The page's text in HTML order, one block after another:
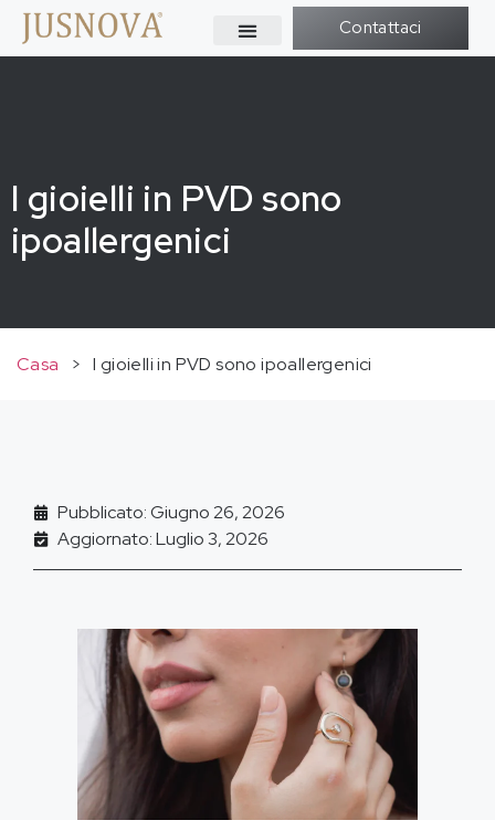
Contattaci
I gioielli in PVD sono
ipoallergenici
Casa > I gioielli in PVD sono ipoallergenici
Pubblicato: Giugno 26, 2026
Aggiornato: Luglio 3, 2026